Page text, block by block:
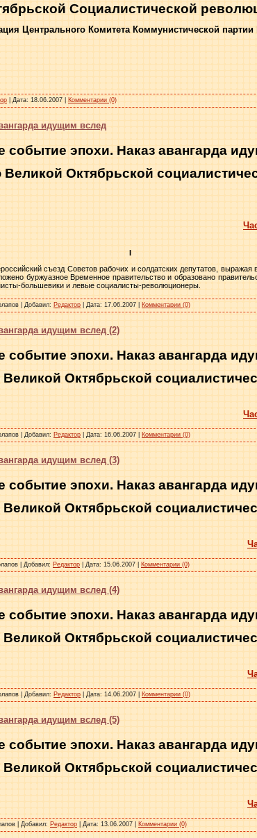
Социалистической
Центрального Комитета Коммунистической партии
Дата: 18.06.2007 Комментарии (0)
идущим вслед
событие эпохи. Наказ авангарда
Великой Октябрьской
съезд Советов рабочих и солдатских депутатов,
буржуазное Временное правительство и образовано
большевики и левые социалисты-революционеры.
Добавил: Редактор Дата: 17.06.2007 Комментарии (0)
идущим вслед (2)
событие эпохи. Наказ авангарда
Октябрьской
Добавил: Редактор Дата: 16.06.2007 Комментарии (0)
идущим вслед (3)
событие эпохи. Наказ авангарда
Октябрьской
Добавил: Редактор Дата: 15.06.2007 Комментарии (0)
идущим вслед (4)
событие эпохи. Наказ авангарда
Октябрьской
Добавил: Редактор Дата: 14.06.2007 Комментарии (0)
идущим вслед (5)
событие эпохи. Наказ авангарда
Октябрьской
Добавил: Редактор Дата: 13.06.2007 Комментарии (0)